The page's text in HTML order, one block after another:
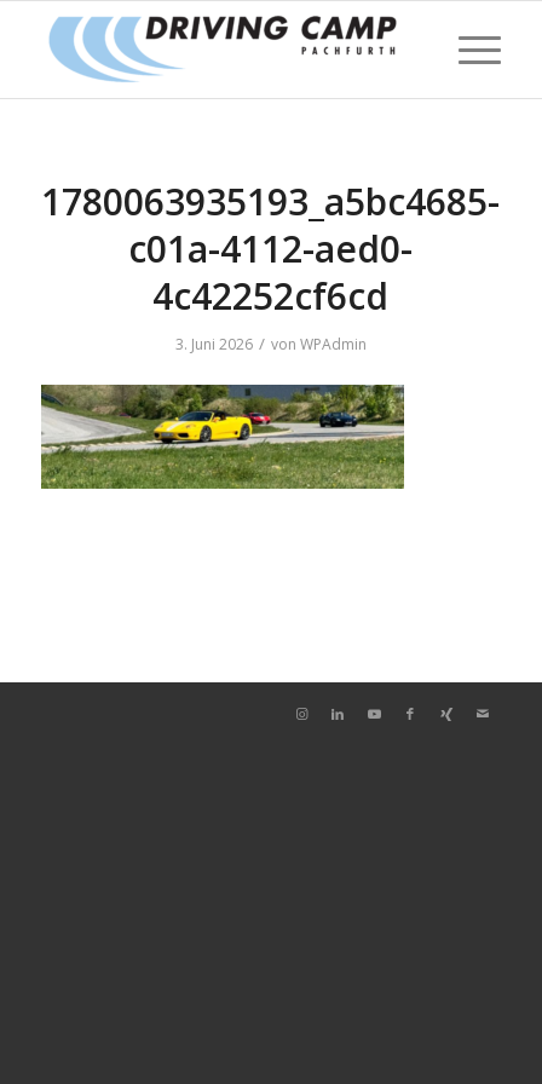
1780063935193_a5bc4685-
c01a-4112-aed0-
4c42252cf6cd
3. Juni 2026 / von WPAdmin